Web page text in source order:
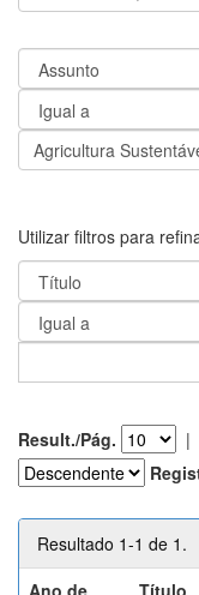
Utilizar filtros para
Result./Pág. |
Resultado 1-1 de 1.
Ano de
Título